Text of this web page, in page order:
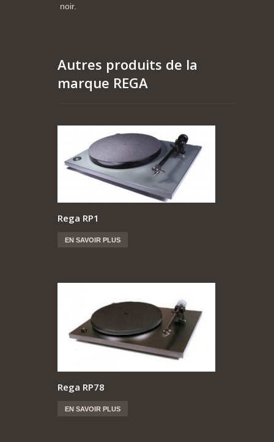
noir.
Autres produits de la
marque REGA
Rega RP1
EN SAVOIR PLUS
Rega RP78
EN SAVOIR PLUS